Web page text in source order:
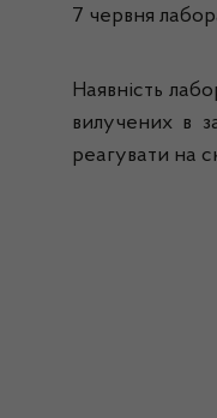
7 червня
Наявність
вилучених в
реагувати на